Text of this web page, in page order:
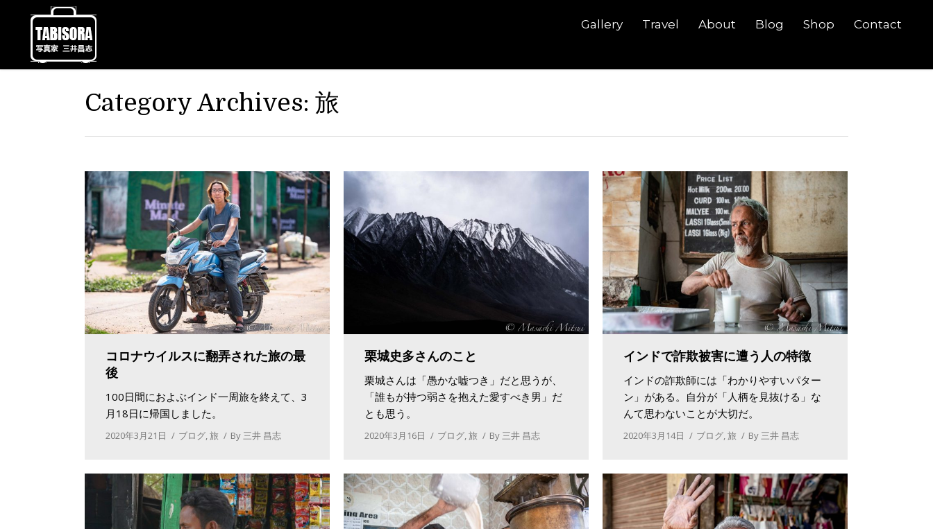
Gallery Travel About Blog Shop Contact
Category Archives: 旅
コロナウイルスに翻弄された旅の最
後
100日間におよぶインド一周旅を終えて、3
月18日に帰国しました。
2020年3月21日 ブログ,旅 By 三井 昌志
栗城史多さんのこと
栗城さんは「愚かな嘘つき」だと思うが、
「誰もが持つ弱さを抱えた愛すべき男」だ
とも思う。
2020年3月16日 ブログ,旅 By 三井 昌志
インドで詐欺被害に遭う人の特徴
インドの詐欺師には「わかりやすいパター
ン」がある。自分が「人柄を見抜ける」な
んて思わないことが大切だ。
2020年3月14日 ブログ,旅 By 三井 昌志